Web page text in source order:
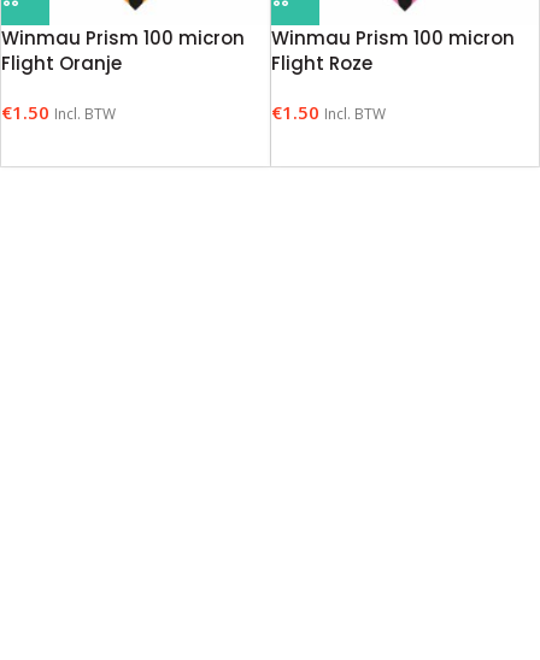
Winmau Prism 100 micron
Flight Oranje
€1.50 Incl. BTW
Winmau Prism 100 micron
Flight Roze
€1.50 Incl. BTW